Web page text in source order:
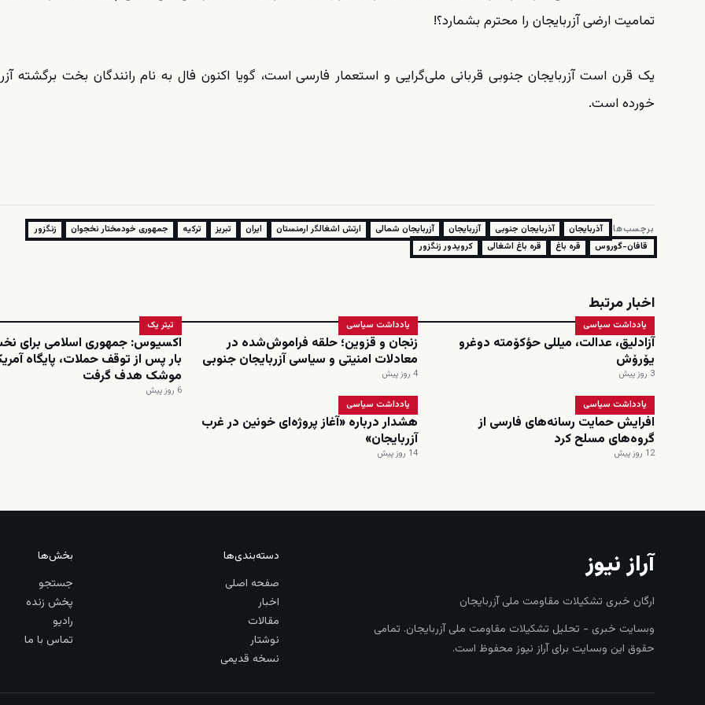
تمامیت ارضی آزربایجان را محترم بشمارد‌؟!
یک قرن است آزربایجان جنوبی قربانی ملی‌گرایی و استعمار فارسی است، گویا اکنون فال به نام رانندگان بخت برگشته
خورده است.
برچسب‌ها: آذربایجان آذربایجان جنوبی آزربایجان آزربایجان شمالی ارتش اشغالگر ارمنستان ایران تبریز ترکیه جمهوری خودمختار نخجوان
زنگزور
قافان-گوروس
قره باغ قره باغ اشغالی کرویدور زنگزور
اخبار مرتبط
یادداشت سیاسی
آزادلیق، عدالت، میللی حؤکۆمته دوغرو
یۆرۆش
3 روز پیش
یادداشت سیاسی
زنجان و قزوین؛ حلقه فراموش‌شده در
معادلات امنیتی و سیاسی آزربایجان جنوبی
4 روز پیش
تیتر یک
اکسیوس: جمهوری اسلامی برای
بار پس از توقف حملات، پایگاه
موشک هدف گرفت
6 روز پیش
یادداشت سیاسی
افرایش حمایت رسانه‌های فارسی از
گروه‌های مسلح کرد
12 روز پیش
یادداشت سیاسی
هشدار درباره «آغاز پروژه‌ای خونین در غرب
آزربایجان»
14 روز پیش
آراز نیوز
ارگان خبری تشکیلات مقاومت ملی آزربایجان
وبسایت خبری - تحلیل تشکیلات مقاومت ملی آزربایجان. تمامی
حقوق این وبسایت برای آراز نیوز محفوظ است.
دسته‌بندی‌ها
صفحه اصلی
اخبار
مقالات
نوشتار
نسخه قدیمی
بخش‌ها
جستجو
پخش زنده
رادیو
تماس با ما